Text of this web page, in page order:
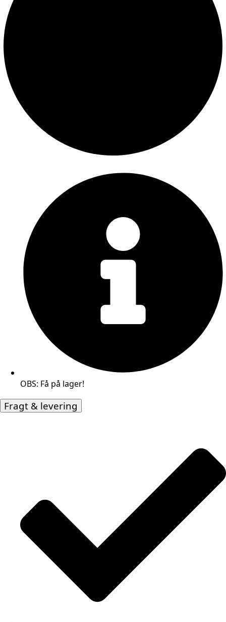
OBS: Få på lager!
Fragt & levering